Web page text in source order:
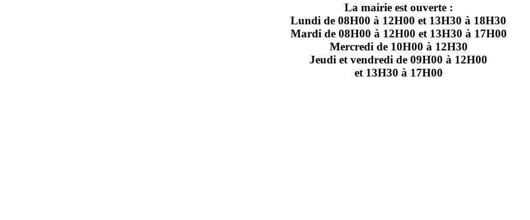
La mairie est ouverte :
Lundi de 08H00 à 12H00 et 13H30 à 18H30
Mardi de 08H00 à 12H00 et 13H30 à 17H00
Mercredi de 10H00 à 12H30
Jeudi et vendredi de 09H00 à 12H00
et 13H30 à 17H00